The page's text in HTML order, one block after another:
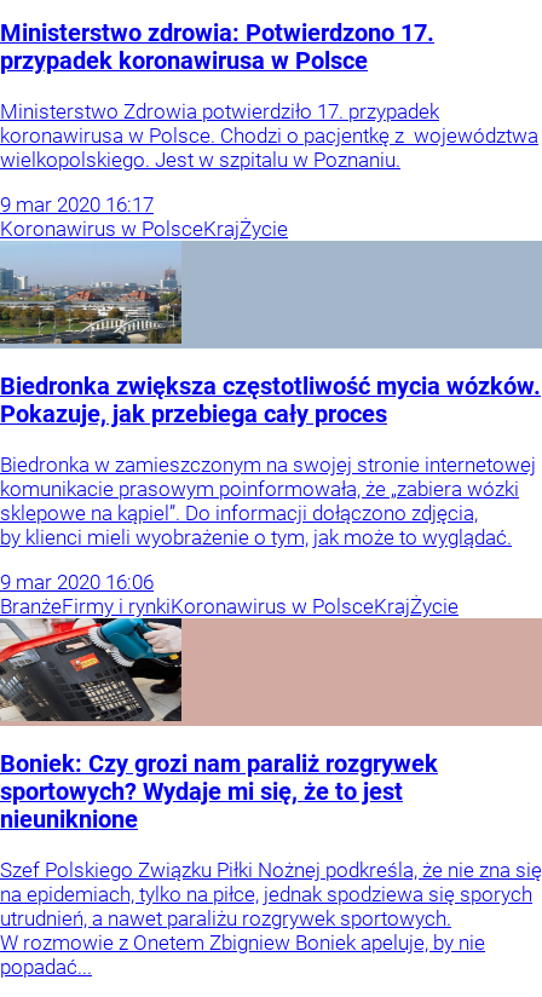
Ministerstwo zdrowia: Potwierdzono 17.
przypadek koronawirusa w Polsce
Ministerstwo Zdrowia potwierdziło 17. przypadek
koronawirusa w Polsce. Chodzi o pacjentkę z województwa
wielkopolskiego. Jest w szpitalu w Poznaniu.
9 mar 2020 16:17
Koronawirus w PolsceKrajŻycie
Biedronka zwiększa częstotliwość mycia wózków.
Pokazuje, jak przebiega cały proces
Biedronka w zamieszczonym na swojej stronie internetowej
komunikacie prasowym poinformowała, że „zabiera wózki
sklepowe na kąpiel”. Do informacji dołączono zdjęcia,
by klienci mieli wyobrażenie o tym, jak może to wyglądać.
9 mar 2020 16:06
BranżeFirmy i rynkiKoronawirus w PolsceKrajŻycie
Boniek: Czy grozi nam paraliż rozgrywek
sportowych? Wydaje mi się, że to jest
nieuniknione
Szef Polskiego Związku Piłki Nożnej podkreśla, że nie zna się
na epidemiach, tylko na piłce, jednak spodziewa się sporych
utrudnień, a nawet paraliżu rozgrywek sportowych.
W rozmowie z Onetem Zbigniew Boniek apeluje, by nie
popadać...